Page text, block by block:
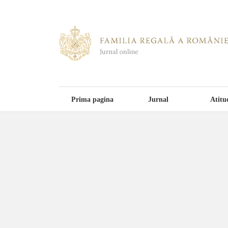
Prima pagina Jurnal